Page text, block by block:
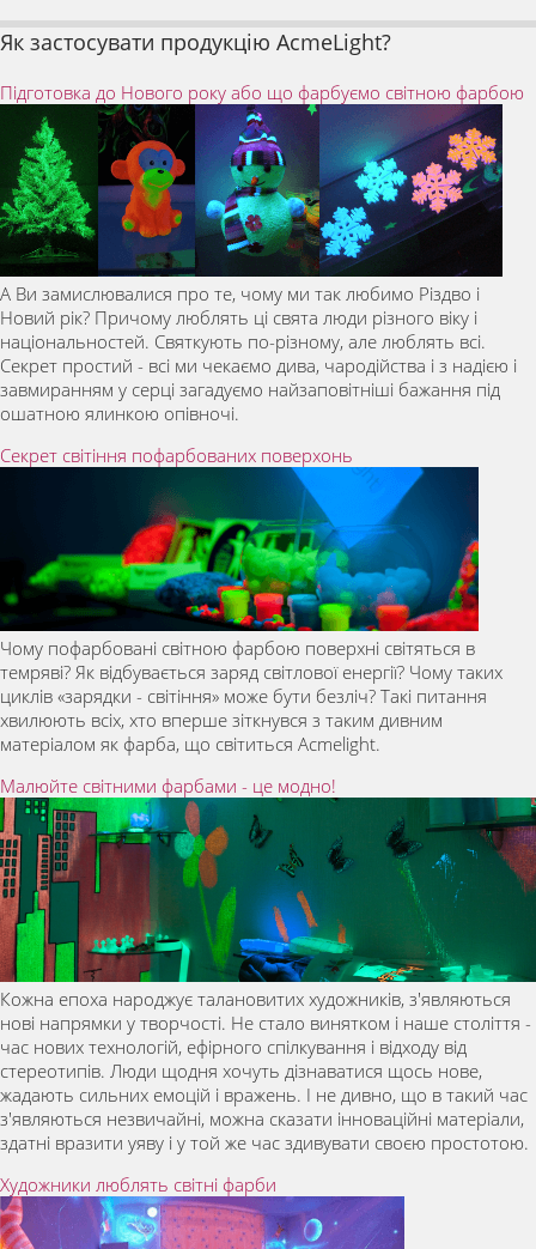
Як застосувати продукцію AcmeLight?
Підготовка до Нового року або що фарбуємо світною фарбою
А Ви замислювалися про те, чому ми так любимо Різдво і
Новий рік? Причому люблять ці свята люди різного віку і
національностей. Святкують по-різному, але люблять всі.
Секрет простий - всі ми чекаємо дива, чародійства і з надією і
завмиранням у серці загадуємо найзаповітніші бажання під
ошатною ялинкою опівночі.
Секрет світіння пофарбованих поверхонь
Чому пофарбовані світною фарбою поверхні світяться в
темряві? Як відбувається заряд світлової енергії? Чому таких
циклів «зарядки - світіння» може бути безліч? Такі питання
хвилюють всіх, хто вперше зіткнувся з таким дивним
матеріалом як фарба, що світиться Acmelight.
Малюйте світними фарбами - це модно!
Кожна епоха народжує талановитих художників, з'являються
нові напрямки у творчості. Не стало винятком і наше століття -
час нових технологій, ефірного спілкування і відходу від
стереотипів. Люди щодня хочуть дізнаватися щось нове,
жадають сильних емоцій і вражень. І не дивно, що в такий час
з'являються незвичайні, можна сказати інноваційні матеріали,
здатні вразити уяву і у той же час здивувати своєю простотою.
Художники люблять світні фарби